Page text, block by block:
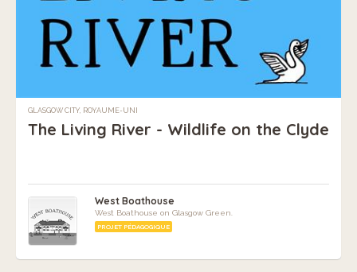
GLASGOW CITY, ROYAUME-UNI
The Living River - Wildlife on the Clyde
West Boathouse
West Boathouse on Glasgow Green.
PROJET PÉDAGOGIQUE